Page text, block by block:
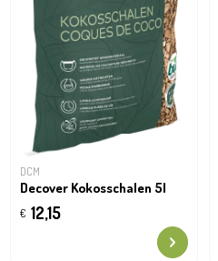
DCM
Decover Kokosschalen 5l
€ 12,15